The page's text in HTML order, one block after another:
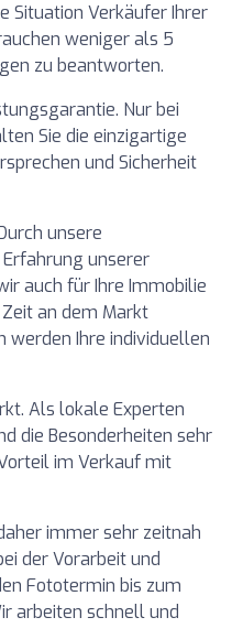
Situation Verkäufer Ihrer
weniger als 5
zu beantworten.
Nur bei
Sie die einzigartige
und Sicherheit
unsere
unserer
auch für Ihre Immobilie
an dem Markt
werden Ihre individuellen
Als lokale Experten
die Besonderheiten sehr
im Verkauf mit
immer sehr zeitnah
der Vorarbeit und
Fototermin bis zum
arbeiten schnell und